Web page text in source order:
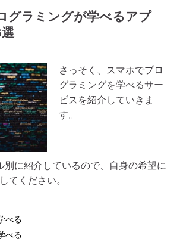
グラミングが学べるアプ
さっそく、スマホでプロ
グラミングを学べるサー
ビスを紹介していきま
す。
別に紹介しているので、自身の希望に
てください。
べる
べる